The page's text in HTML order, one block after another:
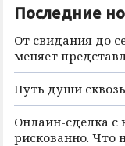
Последние
От свидания до
меняет
Путь души
Онлайн-сделка с
рискованно. Что